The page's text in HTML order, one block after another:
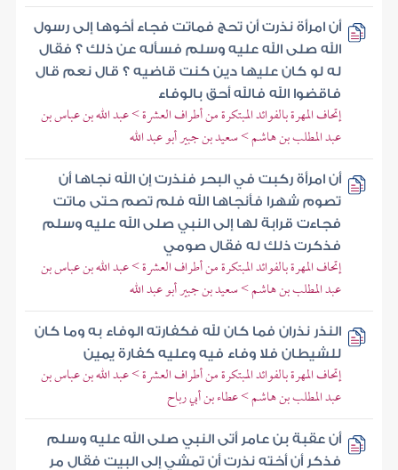
أن امرأة نذرت أن تحج فماتت فجاء أخوها إلى رسول
الله صلى الله عليه وسلم فسأله عن ذلك ؟ فقال
له لو كان عليها دين كنت قاضيه ؟ قال نعم قال
فاقضوا الله فالله أحق بالوفاء
إتحاف المهرة بالفوائد المبتكرة من أطراف العشرة > عبد الله بن عباس بن
عبد المطلب بن هاشم > سعيد بن جبير أبو عبد الله
أن امرأة ركبت في البحر فنذرت إن الله نجاها أن
تصوم شهرا فأنجاها الله فلم تصم حتى ماتت
فجاءت قرابة لها إلى النبي صلى الله عليه وسلم
فذكرت ذلك له فقال صومي
إتحاف المهرة بالفوائد المبتكرة من أطراف العشرة > عبد الله بن عباس بن
عبد المطلب بن هاشم > سعيد بن جبير أبو عبد الله
النذر نذران فما كان لله فكفارته الوفاء به وما كان
للشيطان فلا وفاء فيه وعليه كفارة يمين
إتحاف المهرة بالفوائد المبتكرة من أطراف العشرة > عبد الله بن عباس بن
عبد المطلب بن هاشم > عطاء بن أبي رباح
أن عقبة بن عامر أتى النبي صلى الله عليه وسلم
فذكر أن أخته نذرت أن تمشي إلى البيت فقال مر